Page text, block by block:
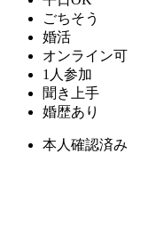
ごちそう
婚活
オンライン可
1人参加
聞き上手
婚歴あり
本人確認済み